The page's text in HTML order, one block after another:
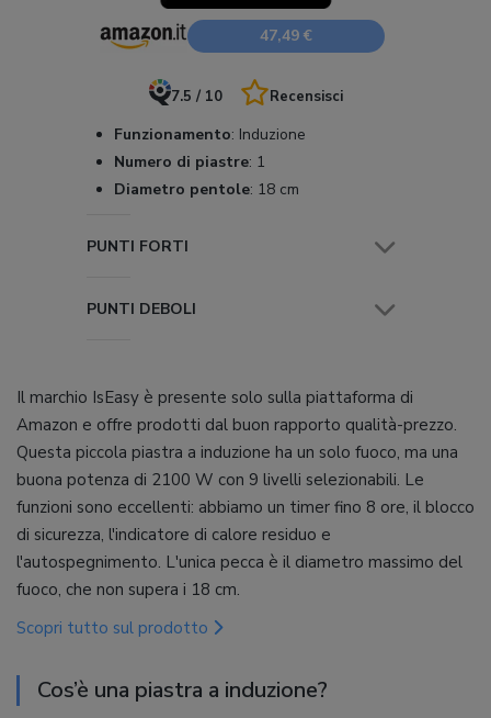
47,49 €
7.5 / 10 Recensisci
Funzionamento: Induzione
Numero di piastre: 1
Diametro pentole: 18 cm
PUNTI FORTI
PUNTI DEBOLI
Il marchio IsEasy è presente solo sulla piattaforma di
Amazon e offre prodotti dal buon rapporto qualità-prezzo.
Questa piccola piastra a induzione ha un solo fuoco, ma una
buona potenza di 2100 W con 9 livelli selezionabili. Le
funzioni sono eccellenti: abbiamo un timer fino 8 ore, il blocco
di sicurezza, l'indicatore di calore residuo e
l'autospegnimento. L'unica pecca è il diametro massimo del
fuoco, che non supera i 18 cm.
Scopri tutto sul prodotto
Cos’è una piastra a induzione?